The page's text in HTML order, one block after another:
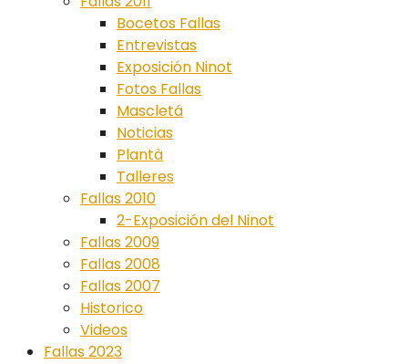
Bocetos Fallas
Entrevistas
Exposición Ninot
Fotos Fallas
Mascletá
Noticias
Plantà
Talleres
Fallas 2010
2-Exposición del Ninot
Fallas 2009
Fallas 2008
Fallas 2007
Historico
Videos
Fallas 2023